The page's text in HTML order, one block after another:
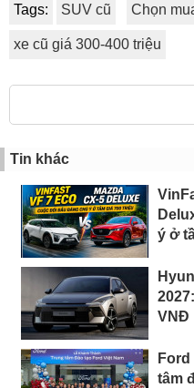
Tags: SUV cũ Chọn
xe cũ giá 300-400 triệu
Tin khác
ý ở
VNĐ
tâm